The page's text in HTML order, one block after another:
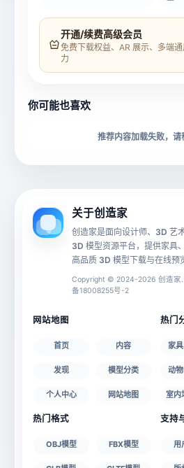
模型名称
材
文
开通/续费高级会员
免费下载权益、AR 展示、多端
力
你可能也喜欢
推荐内容加载失败，请
关于创造家
创造家是面向设计师、3D 艺
3D 模型资源平台，提供家具
高品质 3D 模型下载与在线预
Copyright © 2024-2026 创造家.
备18008255号-2
网站地图
首页 内容
发现 模型分类
个人中心 网站地图
热门
家
动
室内
热门格式
OBJ模型 FBX模型
支持
用